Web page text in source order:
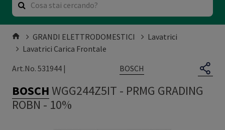
GRANDI ELETTRODOMESTICI
Lavatrici
Lavatrici Carica Frontale
Art.No. 531944 |
BOSCH
BOSCHWGG244Z5IT - PRMG GRADING
ROBN - 10%